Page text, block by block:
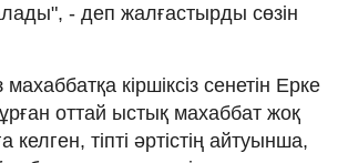
- деп жалғастырды сөзін
кіршіксіз сенетін Ерке
оттай ыстық маxаббат жоқ
келген, тіпті әртістің айтуынша,